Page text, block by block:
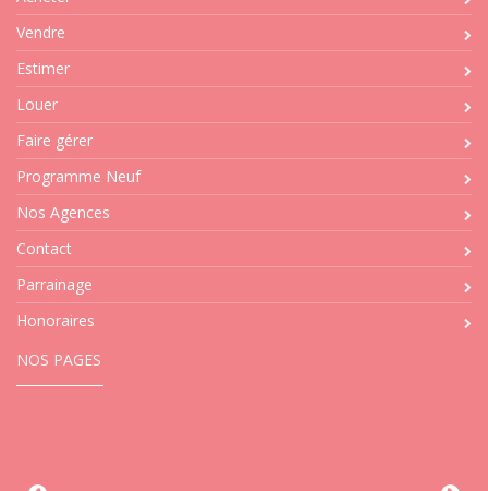
Vendre
Estimer
Louer
Faire gérer
Programme Neuf
Nos Agences
Contact
Parrainage
Honoraires
NOS PAGES